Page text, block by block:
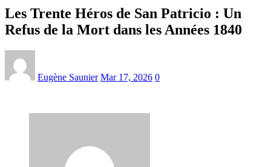
Les Trente Héros de San Patricio : Un
Refus de la Mort dans les Années 1840
Eugène Saunier Mar 17, 2026 0